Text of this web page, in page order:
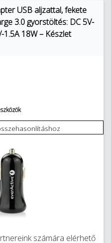
USB aljzattal, fekete
3.0 gyorstöltés: DC 5V-
1.5A 18W – Készlet
számára elérhető